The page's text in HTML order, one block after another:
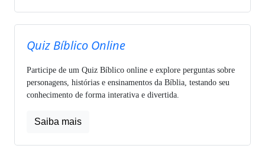
Quiz Bíblico Online
Participe de um Quiz Bíblico online e explore perguntas sobre
personagens, histórias e ensinamentos da Bíblia, testando seu
conhecimento de forma interativa e divertida.
Saiba mais